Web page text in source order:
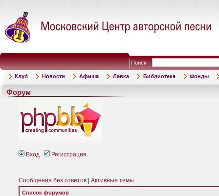
Поиск:
Клуб Новости Афиша Лавка Библиотека Фонды
Форум
Вход Регистрация
Сообщения без ответов Активные темы
Список форумов